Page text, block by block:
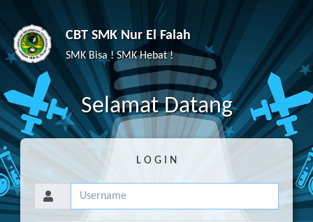
CBT SMK Nur El Falah
SMK Bisa ! SMK Hebat !
SelamatDatang
L O G I N